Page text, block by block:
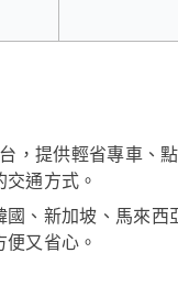
，提供輕省專車、
通方式。
、新加坡、馬來
又省心。